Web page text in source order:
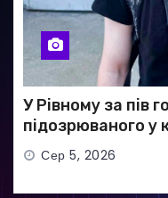
У Рівному за пів
підозрюваного у
тисяч гривень
Сер 5, 2026